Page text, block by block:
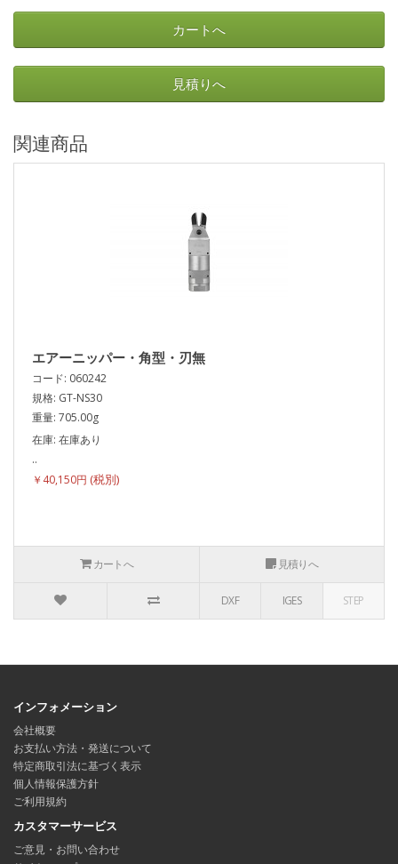
カートへ
見積りへ
関連商品
エアーニッパー・角型・刃無
コード: 060242
規格: GT-NS30
重量: 705.00g
在庫: 在庫あり
..
￥40,150円
カートへ 見積りへ
DXF IGES STEP
インフォメーション
会社概要
お支払い方法・発送について
特定商取引法に基づく表示
個人情報保護方針
ご利用規約
カスタマーサービス
ご意見・お問い合わせ